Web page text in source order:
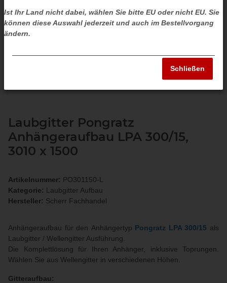
Laubgitter Pongratz
Anhängeraufbau LPA 300/15,
3010 x 1500
Artikelnummer: PO301150-L
Kategorie: Laubgitter Aufbau
Hersteller: Scherr Fachhandel
Anhängeraufbau für den Anhängertyp Pongratz LPA 300/15 als
Laubgitter / Wellengitter Ausführung.
Die Komplettlösung für Ihren Anhänger, inklusive Toprungen.
Wählen Sie aus Wellengitter in verschiedenen Höhen.
Gitteraufbau:
Ist Ihr Land nicht dabei, wählen Sie bitte EU oder nicht EU. Sie
können diese Auswahl jederzeit und auch im Bestellvorgang
ändern.
Schließen